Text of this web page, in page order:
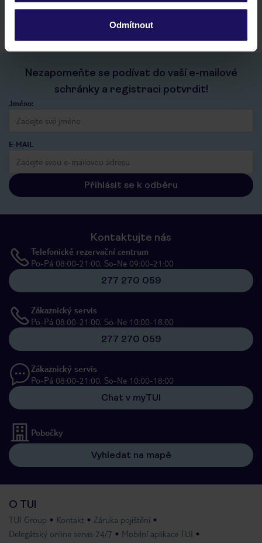
Odmítnout
kontakt s TUI a všechny informace o tvé rezervaci v myTUI
Nezapomeňte se podívat do vaší e-mailové
schránky a registraci potvrdit!
Jméno:
E-MAIL
Přihlásit se k odběru
Kontaktujte nás
Telefonické rezervační centrum
Po-Pá 08:00-21:00, So-Ne 09:00-21:00
277 270 059
Zákaznický servis
Po-Pá 08:00-21:00, So-Ne 10:00-18:00
277 270 059
Zákaznický servis
Po-Pá 08:00-21:00, So-Ne 10:00-18:00
Chat v myTUI
Pobočky
Vyhledat na mapě
O TUI
TUI Group Kontakt
Záruka pojištění
Delegátský online servis 24/7
Mobilní aplikace TUI